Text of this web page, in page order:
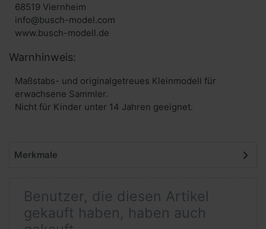
68519 Viernheim
info@busch-model.com
www.busch-modell.de
Warnhinweis:
Maßstabs- und originalgetreues Kleinmodell für
erwachsene Sammler.
Nicht für Kinder unter 14 Jahren geeignet.
Merkmale
Benutzer, die diesen Artikel
gekauft haben, haben auch